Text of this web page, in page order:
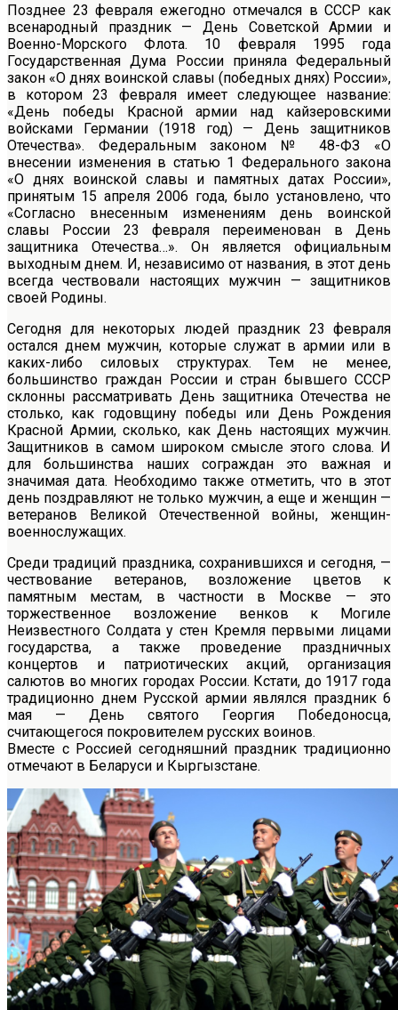
Позднее 23 февраля ежегодно отмечался в СССР как
всенародный праздник — День Советской Армии и
Военно-Морского Флота. 10 февраля 1995 года
Государственная Дума России приняла Федеральный
закон «О днях воинской славы (победных днях) России»,
в котором 23 февраля имеет следующее название:
«День победы Красной армии над кайзеровскими
войсками Германии (1918 год) — День защитников
Отечества». Федеральным законом № 48-ФЗ «О
внесении изменения в статью 1 Федерального закона
«О днях воинской славы и памятных датах России»,
принятым 15 апреля 2006 года, было установлено, что
«Согласно внесенным изменениям день воинской
славы России 23 февраля переименован в День
защитника Отечества…». Он является официальным
выходным днем. И, независимо от названия, в этот день
всегда чествовали настоящих мужчин — защитников
своей Родины.
Сегодня для некоторых людей праздник 23 февраля
остался днем мужчин, которые служат в армии или в
каких-либо силовых структурах. Тем не менее,
большинство граждан России и стран бывшего СССР
склонны рассматривать День защитника Отечества не
столько, как годовщину победы или День Рождения
Красной Армии, сколько, как День настоящих мужчин.
Защитников в самом широком смысле этого слова. И
для большинства наших сограждан это важная и
значимая дата. Необходимо также отметить, что в этот
день поздравляют не только мужчин, а еще и женщин —
ветеранов Великой Отечественной войны, женщин-
военнослужащих.
Среди традиций праздника, сохранившихся и сегодня, —
чествование ветеранов, возложение цветов к
памятным местам, в частности в Москве — это
торжественное возложение венков к Могиле
Неизвестного Солдата у стен Кремля первыми лицами
государства, а также проведение праздничных
концертов и патриотических акций, организация
салютов во многих городах России. Кстати, до 1917 года
традиционно днем Русской армии являлся праздник 6
мая — День святого Георгия Победоносца,
считающегося покровителем русских воинов.
Вместе с Россией сегодняшний праздник традиционно
отмечают в Беларуси и Кыргызстане.